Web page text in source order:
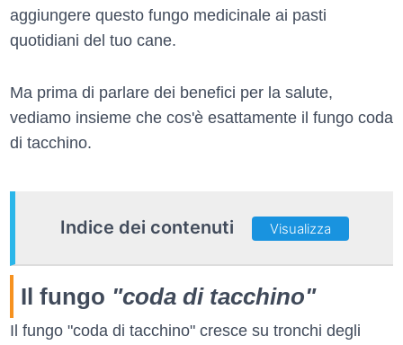
aggiungere questo fungo medicinale ai pasti
quotidiani del tuo cane.
Ma prima di parlare dei benefici per la salute,
vediamo insieme che cos'è esattamente il fungo coda
di tacchino.
Indice dei contenuti Visualizza
Il fungo "coda di tacchino"
Il fungo "coda di tacchino" cresce su tronchi degli